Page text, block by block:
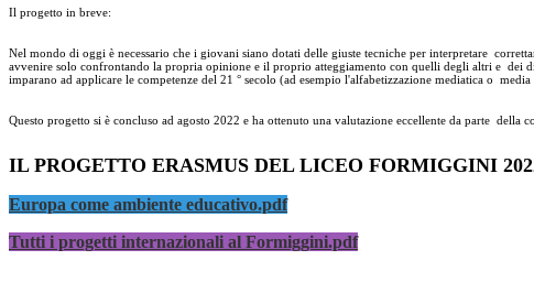
Il progetto in breve:
Nel mondo di oggi è necessario che i giovani siano dotati delle giuste tecniche per interpretare
avvenire solo confrontando la propria opinione e il proprio atteggiamento con quelli degli altri e dei
imparano ad applicare le competenze del 21 ° secolo (ad esempio l'alfabetizzazione mediatica o
Questo progetto si è concluso ad agosto 2022 e ha ottenuto una valutazione eccellente da parte della
IL PROGETTO ERASMUS DEL LICEO FORMIGGINI
Europa come ambiente educativo.pdf
Tutti i progetti internazionali al Formiggini.pdf